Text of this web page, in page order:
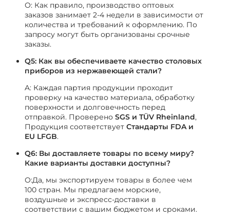
О: Как правило, производство оптовых
заказов занимает 2-4 недели в зависимости от
количества и требований к оформлению. По
запросу могут быть организованы срочные
заказы.
Q5: Как вы обеспечиваете качество столовых
приборов из нержавеющей стали?
A: Каждая партия продукции проходит
проверку на качество материала, обработку
поверхности и долговечность перед
отправкой. Проверено SGS и TÜV Rheinland,
Продукция соответствует Стандарты FDA и
EU LFGB.
Q6: Вы доставляете товары по всему миру?
Какие варианты доставки доступны?
О:Да, мы экспортируем товары в более чем
100 стран. Мы предлагаем морские,
воздушные и экспресс-доставки в
соответствии с вашим бюджетом и сроками.